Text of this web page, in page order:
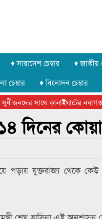
♦ সারাদেশ চেম্বার ♦ জাতীয়
চেম্বার ♦ বিনোদন চেম্বার
সাথে কানাইঘাটের নবাগত
ফেডারেশানের বিভাগীয় অভিনয়
দিনের
পড়ায় যুক্তরাজ্য থেকে কেউ